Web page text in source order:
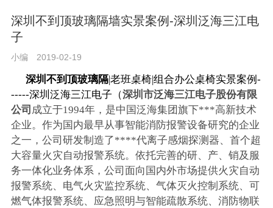
深圳不到顶玻璃隔墙实景案例-深圳泛海三江电
子
小编 2019-02-19
深圳不到顶玻璃隔|老班桌椅|组合办公桌椅实景案例-
-----深圳泛海三江电子（深圳市泛海三江电子股份有限
公司 成立于1994年，是中国泛海集团旗下***高新技术
企业。作为国内最早从事智能消防报警设备研究的企业
之一，公司研发制造了****代离子感烟探测器、首个超
大容量火灾自动报警系统。依托完善的研、产、销及服
务一体化业务体系，公司面向国内外市场提供火灾自动
报警系统、电气火灾监控系统、气体灭火控制系统、可
燃气体报警系统、应急照明与智能疏散系统、消防物联